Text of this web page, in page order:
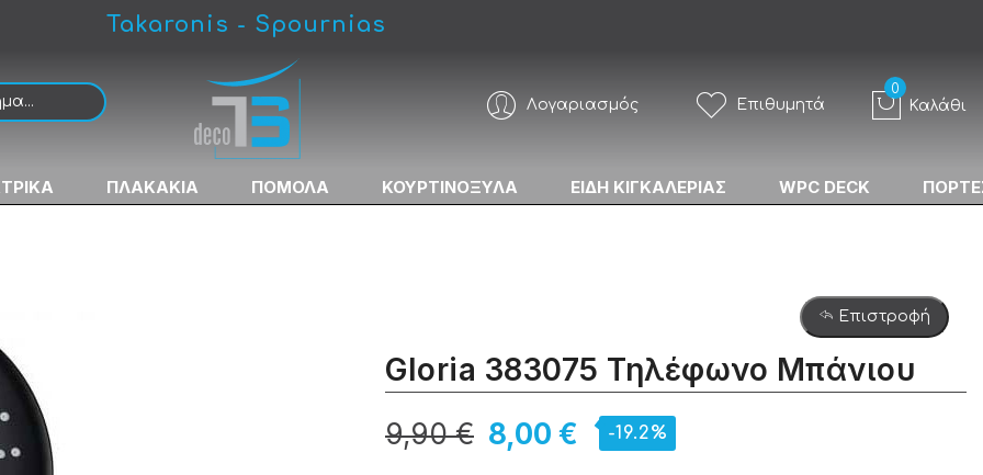
Takaronis - Spournias
Λογαριασμός Επιθυμητά Καλάθι
ΠΛΑΚΑΚΙΑ ΠΟΜΟΛΑ ΚΟΥΡΤΙΝΟΞΥΛΑ ΕΙΔΗ ΚΙΓΚΑΛΕΡΙΑΣ WPC DECK
Επιστροφή
Gloria 383075 Τηλέφωνο Μπάνιου
8,00 €
9,90 € -19.2%